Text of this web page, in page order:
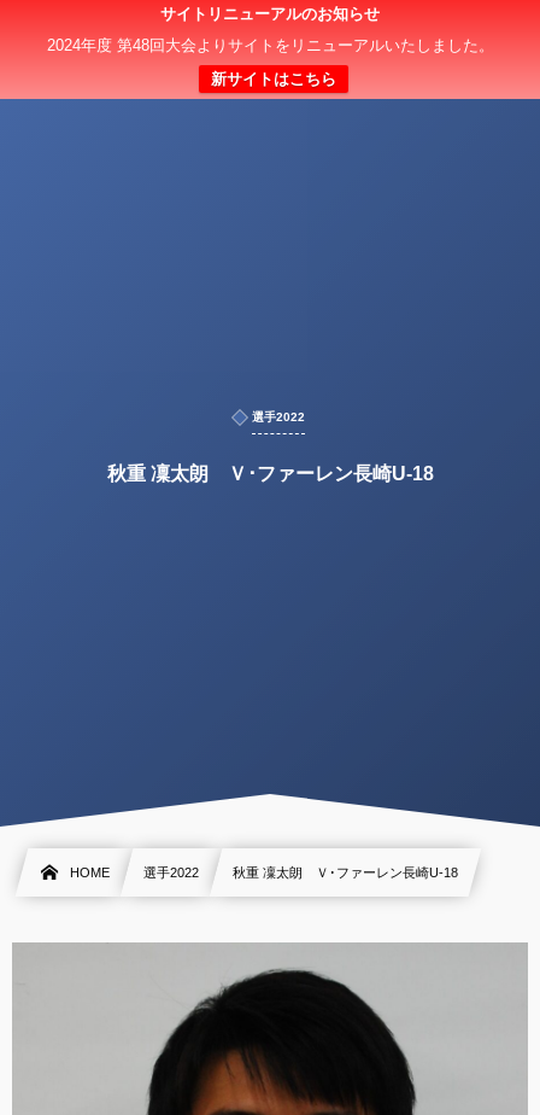
サイトリニューアルのお知らせ
2024年度 第48回大会よりサイトをリニューアルいたしました。
新サイトはこちら
選手2022
秋重 凜太朗 Ｖ･ファーレン長崎U-18
HOME 選手2022 秋重 凜太朗 Ｖ･ファーレン長崎U-18